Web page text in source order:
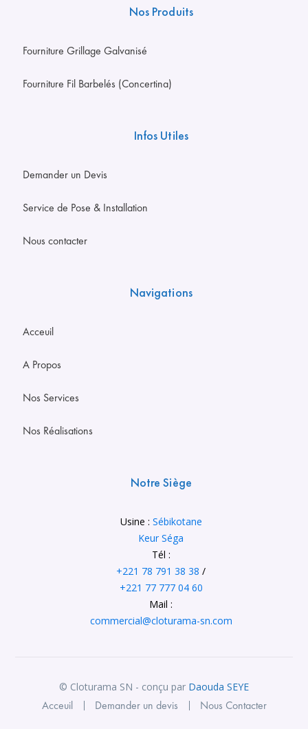
Nos Produits
Fourniture Grillage Galvanisé
Fourniture Fil Barbelés (Concertina)
Infos Utiles
Demander un Devis
Service de Pose & Installation
Nous contacter
Navigations
Acceuil
A Propos
Nos Services
Nos Réalisations
Notre Siège
Usine : Sébikotane
Keur Séga
Tél :
+221 78 791 38 38 /
+221 77 777 04 60
Mail :
commercial@cloturama-sn.com
© Cloturama SN - conçu par Daouda SEYE
Acceuil Demander un devis Nous Contacter